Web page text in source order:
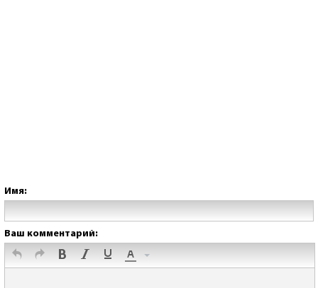
Имя:
Ваш комментарий: